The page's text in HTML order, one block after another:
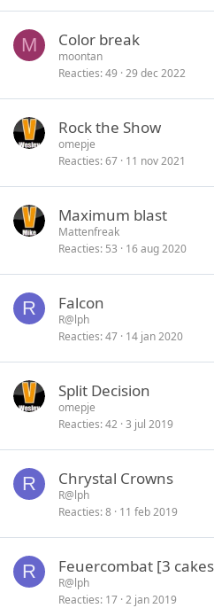
M Color break
moontan
Reacties 49 29 dec 2022
Rock the Show
omepje
Reacties 67 11 nov 2021
Maximum blast
Mattenfreak
Reacties 53 16 aug 2020
R Falcon
R@lph
Reacties 47 14 jan 2020
Split Decision
omepje
Reacties 42 3 jul 2019
R Chrystal Crowns
R@lph
Reacties 8 11 feb 2019
R Feuercombat [3
R@lph
Reacties 17 2 jan 2019